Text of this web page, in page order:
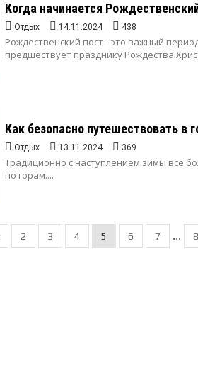
Когда начинается
Отдых 14.11.2024 438
Рождественский пост - это важный
предшествует празднику Рождества
Как безопасно путешествовать в
Отдых 13.11.2024 369
Традиционно с наступлением зимы все
по горам....
2 3 4 5 6 7 ...